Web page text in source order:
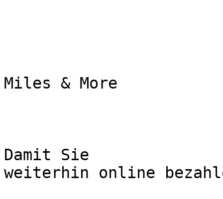
Miles & More
Damit Sie
weiterhin online